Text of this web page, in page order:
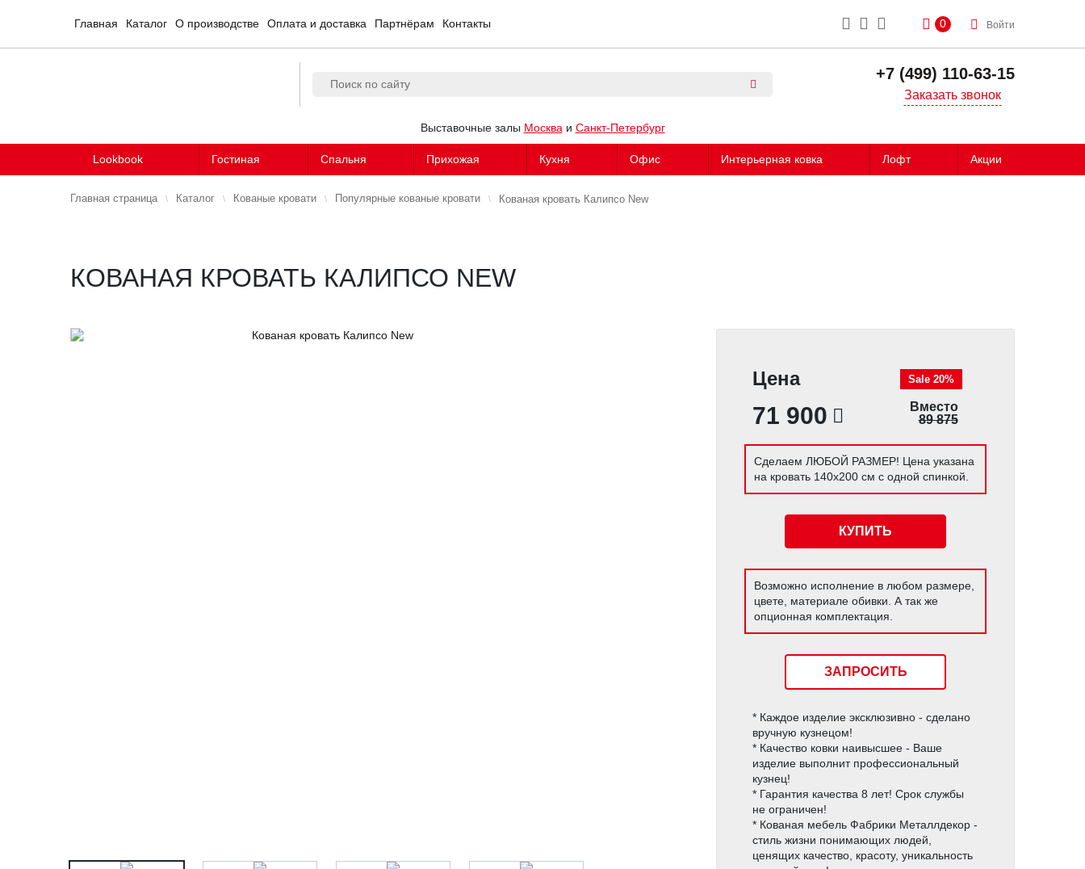
Главная Каталог О производстве Оплата и доставка Партнёрам Контакты 0 Войти
+7 (499) 110-63-15
Заказать звонок
Выставочные залы Москва и Санкт-Петербург
Lookbook Гостиная Спальня Прихожая Кухня Офис Интерьерная ковка Лофт Акции
Главная страница Каталог Кованые кровати Популярные кованые кровати Кованая кровать Калипсо New
КОВАНАЯ КРОВАТЬ КАЛИПСО NEW
Цена
71 900
Sale 20%
Вместо
89 875
Сделаем ЛЮБОЙ РАЗМЕР! Цена указана
на кровать 140х200 см с одной спинкой.
КУПИТЬ
Возможно исполнение в любом размере,
цвете, материале обивки. А так же
опционная комплектация.
ЗАПРОСИТЬ
* Каждое изделие эксклюзивно - сделано
вручную кузнецом!
* Качество ковки наивысшее - Ваше
изделие выполнит профессиональный
кузнец!
* Гарантия качества 8 лет! Срок службы
не ограничен!
* Кованая мебель Фабрики Металлдекор -
стиль жизни понимающих людей,
ценящих качество, красоту, уникальность